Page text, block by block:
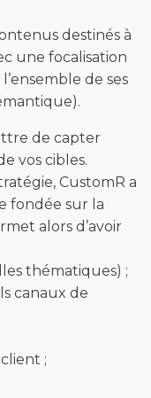
destinés à
une focalisation
de ses
de capter
vos cibles.
CustomR a
fondée sur la
alors d’avoir
thématiques) ;
canaux de
;